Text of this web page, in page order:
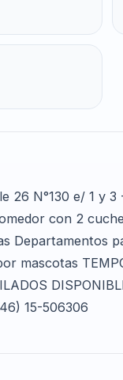
26 N°130 e/ 1 y
con 2
Departamentos
mascotas
15-506306